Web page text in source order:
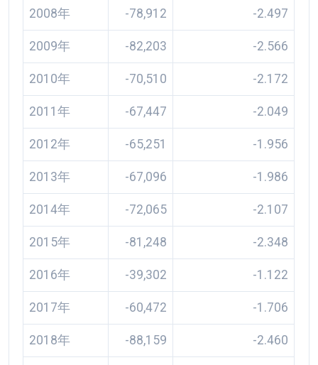
2008年 -78,912 -2.497
2009年 -82,203 -2.566
2010年 -70,510 -2.172
2011年 -67,447 -2.049
2012年 -65,251 -1.956
2013年 -67,096 -1.986
2014年 -72,065 -2.107
2015年 -81,248 -2.348
2016年 -39,302 -1.122
2017年 -60,472 -1.706
2018年 -88,159 -2.460